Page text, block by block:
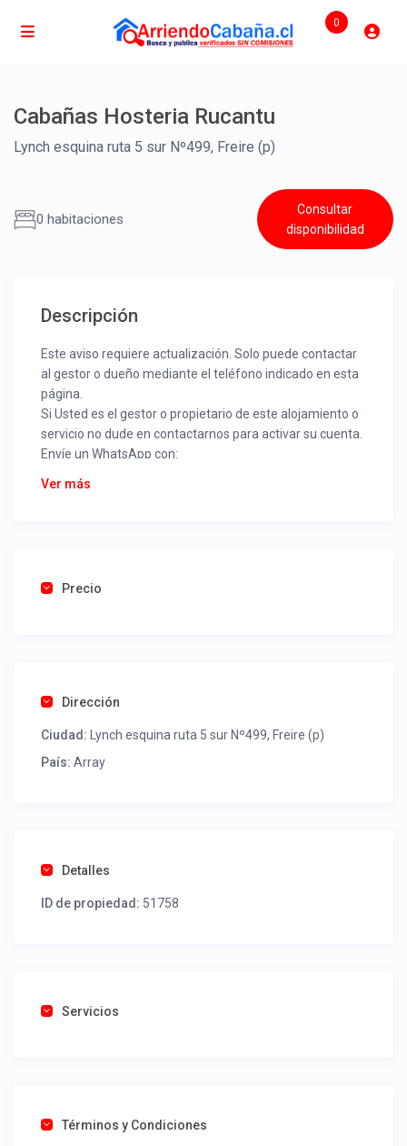
0
Cabañas Hosteria Rucantu
Lynch esquina ruta 5 sur Nº499, Freire (p)
0 habitaciones
Consultar
disponibilidad
Descripción
Este aviso requiere actualización. Solo puede contactar
al gestor o dueño mediante el teléfono indicado en esta
página.
Si Usted es el gestor o propietario de este alojamiento o
servicio no dude en contactarnos para activar su cuenta.
Envíe un WhatsApp con:
Nombre alojamiento o servicio
Una foto de cuenta de luz o agua o gas que acredite
como un profesional sin COMISIONES ni ESTAFAS.
Tel contacto propiedad:(00) 992761556
Ver más
Precio
Dirección
Ciudad:
Lynch esquina ruta 5 sur Nº499, Freire (p)
País: Array
Detalles
ID de propiedad: 51758
Servicios
Términos y Condiciones